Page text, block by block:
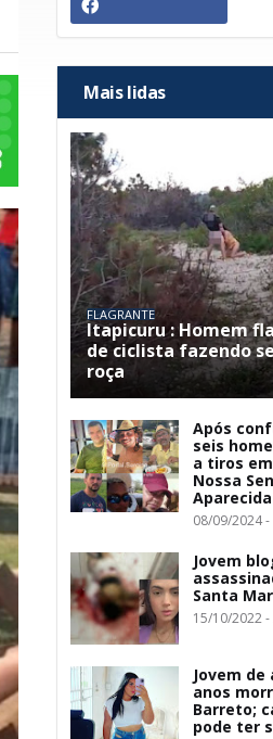
Mais lidas
FLAGRANTE
Itapicuru : Homem
de ciclista fazendo
roça
Após
seis
a tiros
Nossa
Aparecida
08/09/2024 -
Jovem
Santa
15/10/2022 -
Jovem de
anos
Barreto;
pode ter